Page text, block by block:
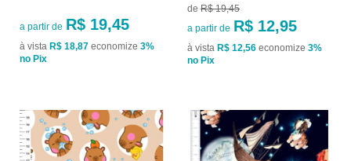
a partir de R$ 19,45
à vista R$ 18,87 economize 3%
no Pix
de R$ 19,45
a partir de R$ 12,95
à vista R$ 12,56 economize 3%
no Pix